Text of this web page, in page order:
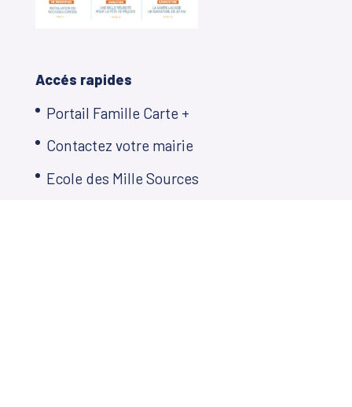
Accés rapides
Portail Famille Carte +
Contactez votre mairie
Ecole des Mille Sources